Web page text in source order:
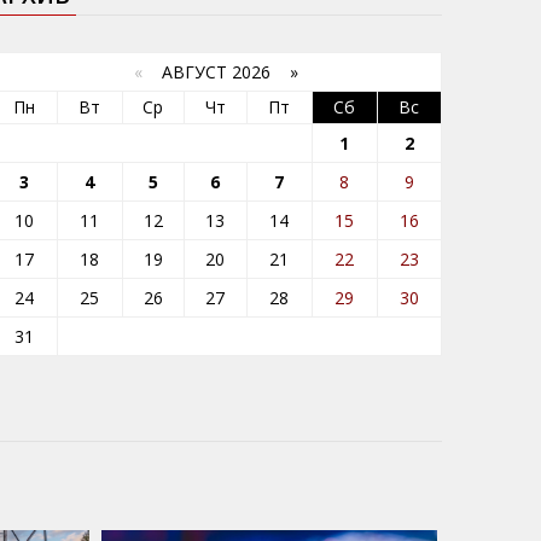
« АВГУСТ 2026 »
Пн
Вт Ср Чт Пт Сб
Вс
1
2
3
4 5 6 7 8
9
10
11 12 13 14 15
16
17
18 19 20 21 22
23
24
25 26 27 28 29
30
31